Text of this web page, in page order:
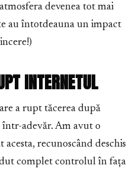
devenea tot mai
au întotdeauna un impact
INTERNETUL
a rupt tăcerea după
într-adevăr. Am avut o
acesta, recunoscând deschis
complet controlul în fața